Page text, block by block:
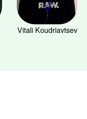
Vitali Koudriavtsev